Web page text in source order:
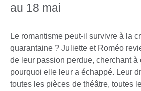
au 18 mai
Le romantisme peut-il survivre à la
quarantaine ? Juliette et Roméo
de leur passion perdue, cherchant à
pourquoi elle leur a échappé. Leur
toutes les pièces de théâtre, toutes